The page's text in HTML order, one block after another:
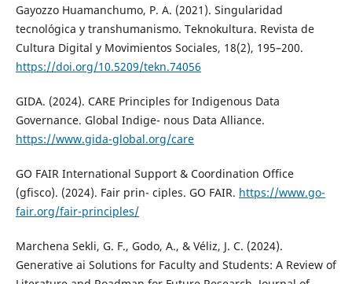
Gayozzo Huamanchumo, P. A. (2021). Singularidad
tecnológica y transhumanismo. Teknokultura. Revista de
Cultura Digital y Movimientos Sociales, 18(2), 195–200.
https://doi.org/10.5209/tekn.74056
GIDA. (2024). CARE Principles for Indigenous Data
Governance. Global Indige- nous Data Alliance.
https://www.gida-global.org/care
GO FAIR International Support & Coordination Office
(gfisco). (2024). Fair prin- ciples. GO FAIR. https://www.go-
fair.org/fair-principles/
Marchena Sekli, G. F., Godo, A., & Véliz, J. C. (2024).
Generative ai Solutions for Faculty and Students: A Review of